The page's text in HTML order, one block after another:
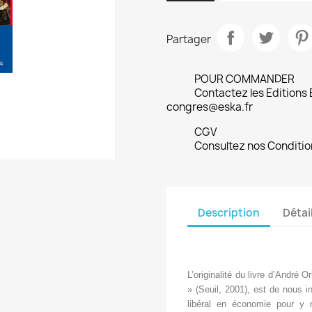
Partager
POUR COMMANDER
Contactez les Editions
congres@eska.fr
CGV
Consultez nos
Description
L’originalité du livre d’André
» (Seuil, 2001), est de nous
libéral en économie pour y